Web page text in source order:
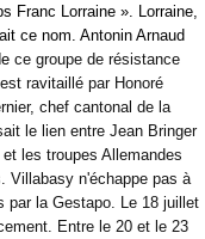
Franc Lorraine ». Lorraine,
ce nom. Antonin Arnaud
ce groupe de résistance
ravitaillé par Honoré
chef cantonal de la
le lien entre Jean Bringer
les troupes Allemandes
Villabasy n'échappe pas à
par la Gestapo. Le 18 juillet
Entre le 20 et le 23